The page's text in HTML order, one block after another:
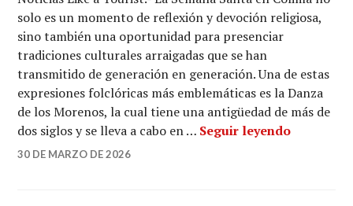
solo es un momento de reflexión y devoción religiosa,
sino también una oportunidad para presenciar
tradiciones culturales arraigadas que se han
transmitido de generación en generación. Una de estas
expresiones folclóricas más emblemáticas es la Danza
de los Morenos, la cual tiene una antigüedad de más de
dos siglos y se lleva a cabo en … Seguir leyendoLa Danza
30 DE MARZO DE 2026